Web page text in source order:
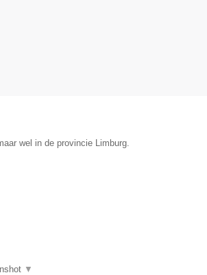
wel in de provincie Limburg.
▼